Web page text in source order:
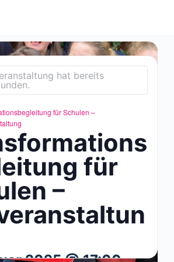
hat bereits
für Schulen –
für
–